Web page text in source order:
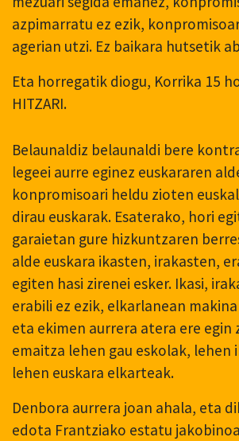
azpimarratu ez ezik,
agerian utzi. Ez baikara hutsetik
Eta horregatik diogu, Korrika 15
HITZARI.
Belaunaldiz belaunaldi bere
legeei aurre eginez euskararen
konpromisoari heldu zioten
dirau euskarak. Esaterako, hori
garaietan gure hizkuntzaren
alde euskara ikasten, irakasten,
egiten hasi zirenei esker. Ikasi,
erabili ez ezik, elkarlanean
eta ekimen aurrera atera ere egin
emaitza lehen gau eskolak, lehen
lehen euskara elkarteak.
Denbora aurrera joan ahala, eta
edota Frantziako estatu